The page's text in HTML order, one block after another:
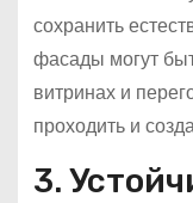
сохранить
фасады могут
витринах и
проходить и
3.